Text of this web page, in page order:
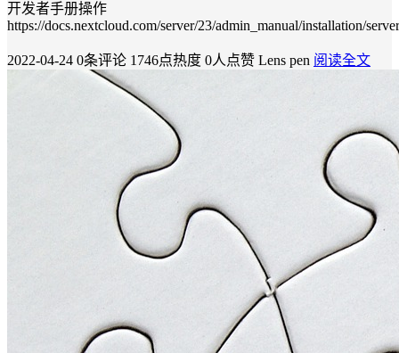
开发者手册操作
https://docs.nextcloud.com/server/23/admin_manual/installation/
2022-04-24 0条评论 1746点热度 0人点赞 Lens pen 阅读全文